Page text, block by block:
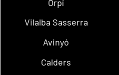
Orpí
Vilalba Sasserra
Avinyó
Calders